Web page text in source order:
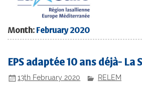
Month: February 2020
EPS adaptée 10 ans déjà- La
13th February 2020 RELEM